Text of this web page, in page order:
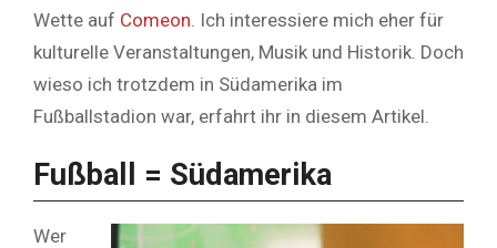
Wette auf Comeon . Ich interessiere mich eher für
kulturelle Veranstaltungen, Musik und Historik. Doch
wieso ich trotzdem in Südamerika im
Fußballstadion war, erfahrt ihr in diesem Artikel.
Fußball = Südamerika
Wer